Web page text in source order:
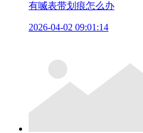
有喴表带划痕怎么办
2026-04-02 09:01:14